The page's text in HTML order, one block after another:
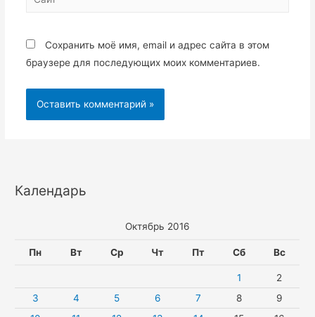
Сохранить моё имя, email и адрес сайта в этом
браузере для последующих моих комментариев.
Календарь
Октябрь 2016
Пн Вт Ср Чт Пт Сб Вс
1
2
3
4 5 6 7 8
9